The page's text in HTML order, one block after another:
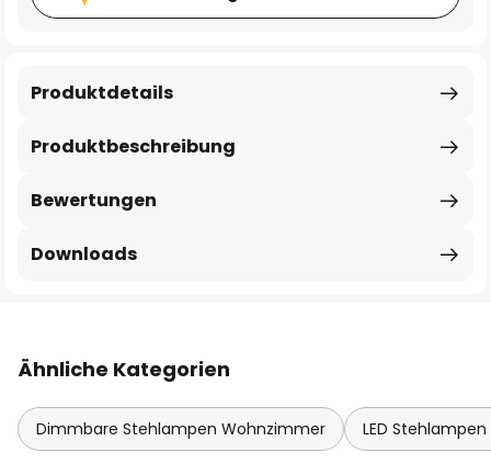
Produktbeschreibung
Produktdetails
Bewertungen
Downloads
Ähnliche Kategorien
Dimmbare Stehlampen Wohnzimmer LED